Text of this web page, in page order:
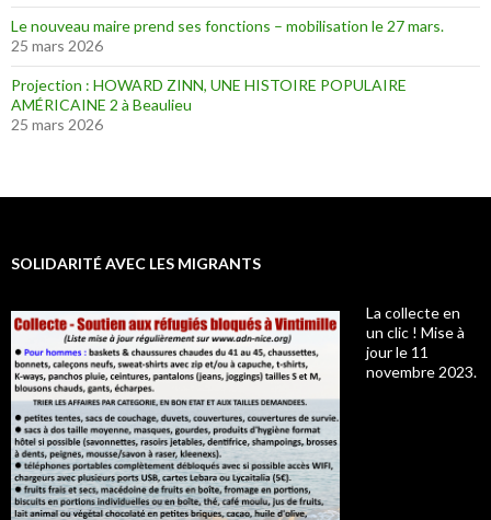
Le nouveau maire prend ses fonctions – mobilisation le 27 mars.
25 mars 2026
Projection : HOWARD ZINN, UNE HISTOIRE POPULAIRE
AMÉRICAINE 2 à Beaulieu
25 mars 2026
SOLIDARITÉ AVEC LES MIGRANTS
La collecte en
un clic ! Mise à
jour le 11
novembre 2023.